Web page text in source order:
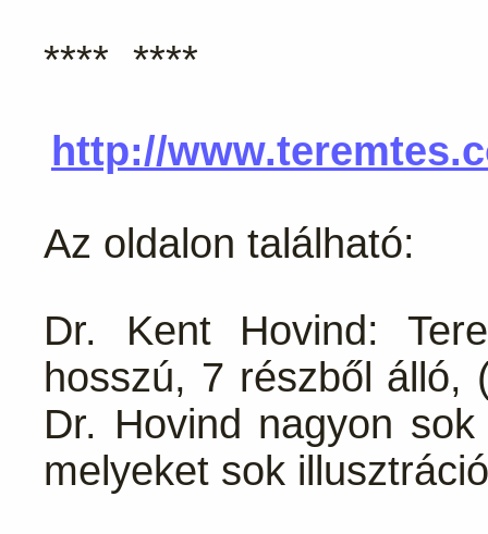
**** ****
http://
Az oldalon található:
Dr. Kent Hovind:
hosszú, 7 részből álló,
Dr. Hovind nagyon
melyeket sok